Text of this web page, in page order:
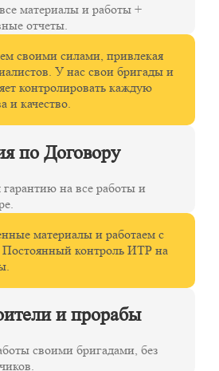
материалы и работы +
отчеты.
своими силами, привлекая
У нас свои бригады и
контролировать каждую
и качество.
по Договору
на все работы и
материалы и работаем с
контроль ИТР на
и прорабы
своими бригадами, без